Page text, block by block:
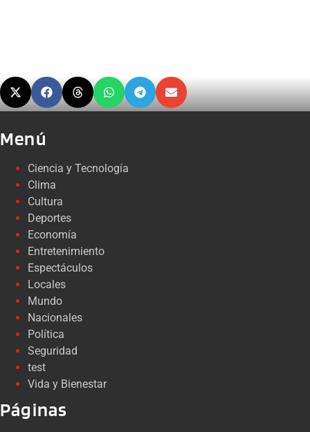
Menú
Ciencia y Tecnología
Clima
Cultura
Deportes
Economía
Entretenimiento
Espectáculos
Locales
Mundo
Nacionales
Política
Seguridad
test
Vida y Bienestar
Páginas